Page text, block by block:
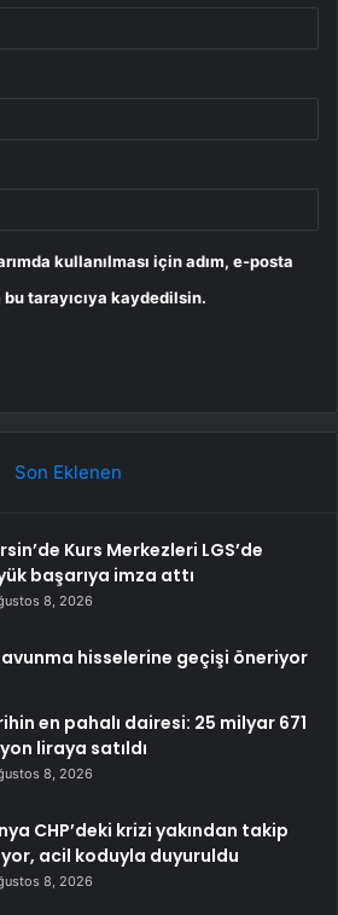
kullanılması için adım, e-posta
tarayıcıya kaydedilsin.
Son Eklenen
Kurs Merkezleri LGS’de
başarıya imza attı
8, 2026
hisselerine geçişi öneriyor
en pahalı dairesi: 25 milyar 671
liraya satıldı
8, 2026
CHP’deki krizi yakından takip
acil koduyla duyuruldu
8, 2026